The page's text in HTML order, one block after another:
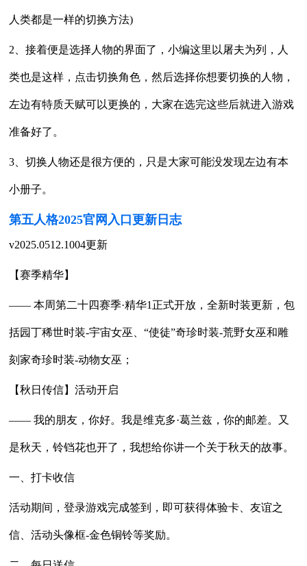
人类都是一样的切换方法)
2、接着便是选择人物的界面了，小编这里以屠夫为列，人
类也是这样，点击切换角色，然后选择你想要切换的人物，
左边有特质天赋可以更换的，大家在选完这些后就进入游戏
准备好了。
3、切换人物还是很方便的，只是大家可能没发现左边有本
小册子。
第五人格2025官网入口更新日志
v2025.0512.1004更新
【赛季精华】
—— 本周第二十四赛季·精华1正式开放，全新时装更新，包
括园丁稀世时装-宇宙女巫、“使徒”奇珍时装-荒野女巫和雕
刻家奇珍时装-动物女巫；
【秋日传信】活动开启
—— 我的朋友，你好。我是维克多·葛兰兹，你的邮差。又
是秋天，铃铛花也开了，我想给你讲一个关于秋天的故事。
一、打卡收信
活动期间，登录游戏完成签到，即可获得体验卡、友谊之
信、活动头像框-金色铜铃等奖励。